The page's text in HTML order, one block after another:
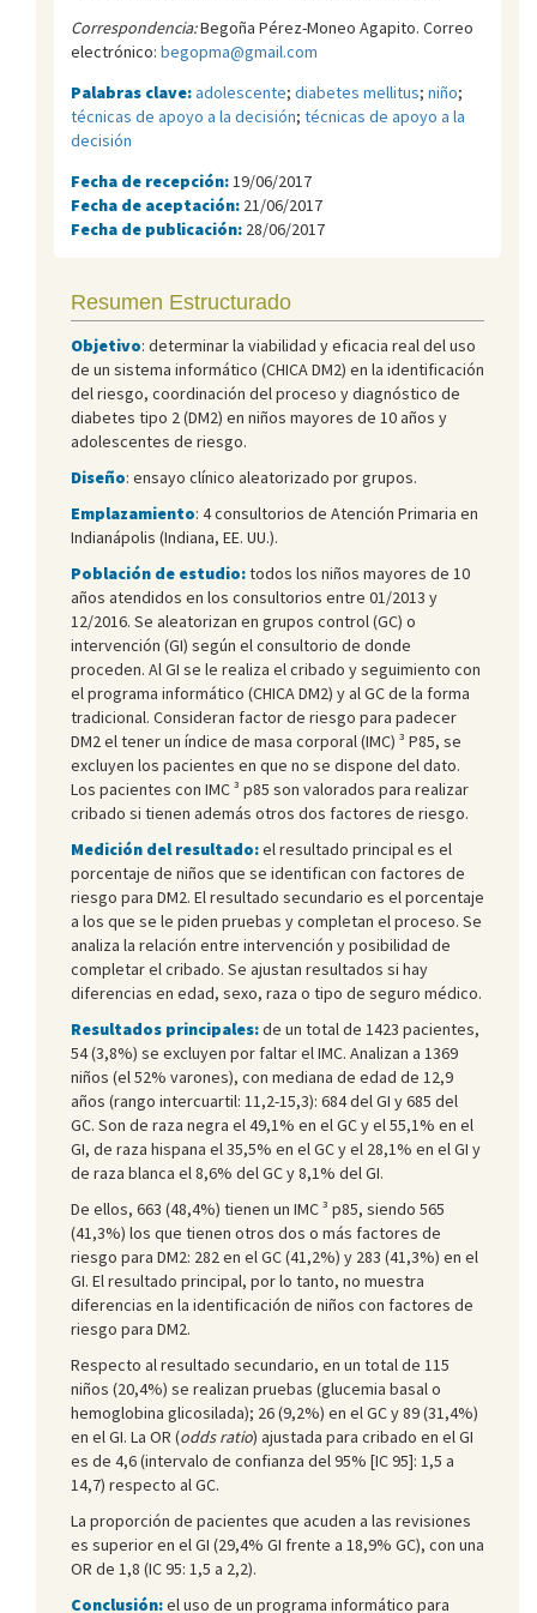
Correspondencia:Begoña Pérez-Moneo Agapito. Correo
electrónico: begopma@gmail.com
Palabras clave:adolescente; diabetes mellitus; niño;
técnicas de apoyo a la decisión; técnicas de apoyo a la
decisión
Fecha de recepción: 19/06/2017
Fecha de aceptación: 21/06/2017
Fecha de publicación: 28/06/2017
Resumen Estructurado
Objetivo: determinar la viabilidad y eficacia real del uso
de un sistema informático (CHICA DM2) en la identificación
del riesgo, coordinación del proceso y diagnóstico de
diabetes tipo 2 (DM2) en niños mayores de 10 años y
adolescentes de riesgo.
Diseño: ensayo clínico aleatorizado por grupos.
Emplazamiento: 4 consultorios de Atención Primaria en
Indianápolis (Indiana, EE. UU.).
Población de estudio:todos los niños mayores de 10
años atendidos en los consultorios entre 01/2013 y
12/2016. Se aleatorizan en grupos control (GC) o
intervención (GI) según el consultorio de donde
proceden. Al GI se le realiza el cribado y seguimiento con
el programa informático (CHICA DM2) y al GC de la forma
tradicional. Consideran factor de riesgo para padecer
DM2 el tener un índice de masa corporal (IMC) ³ P85, se
excluyen los pacientes en que no se dispone del dato.
Los pacientes con IMC ³ p85 son valorados para realizar
cribado si tienen además otros dos factores de riesgo.
Medición del resultado:el resultado principal es el
porcentaje de niños que se identifican con factores de
riesgo para DM2. El resultado secundario es el porcentaje
a los que se le piden pruebas y completan el proceso. Se
analiza la relación entre intervención y posibilidad de
completar el cribado. Se ajustan resultados si hay
diferencias en edad, sexo, raza o tipo de seguro médico.
Resultados principales:de un total de 1423 pacientes,
54 (3,8%) se excluyen por faltar el IMC. Analizan a 1369
niños (el 52% varones), con mediana de edad de 12,9
años (rango intercuartil: 11,2-15,3): 684 del GI y 685 del
GC. Son de raza negra el 49,1% en el GC y el 55,1% en el
GI, de raza hispana el 35,5% en el GC y el 28,1% en el GI y
de raza blanca el 8,6% del GC y 8,1% del GI.
De ellos, 663 (48,4%) tienen un IMC ³ p85, siendo 565
(41,3%) los que tienen otros dos o más factores de
riesgo para DM2: 282 en el GC (41,2%) y 283 (41,3%) en el
GI. El resultado principal, por lo tanto, no muestra
diferencias en la identificación de niños con factores de
riesgo para DM2.
Respecto al resultado secundario, en un total de 115
niños (20,4%) se realizan pruebas (glucemia basal o
hemoglobina glicosilada); 26 (9,2%) en el GC y 89 (31,4%)
en el GI. La OR (odds ratio) ajustada para cribado en el GI
es de 4,6 (intervalo de confianza del 95% [IC 95]: 1,5 a
14,7) respecto al GC.
La proporción de pacientes que acuden a las revisiones
es superior en el GI (29,4% GI frente a 18,9% GC), con una
OR de 1,8 (IC 95: 1,5 a 2,2).
Conclusión:el uso de un programa informático para